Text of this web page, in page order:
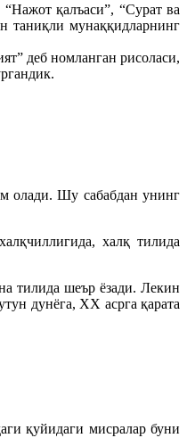
қалъаси”, “Сурат ва
таниқли мунаққидларнинг
деб номланган рисоласи,
олади. Шу сабабдан унинг
халқ тилида
тилида шеър ёзади. Лекин
дунёга, ХХ асрга қарата
қуйидаги мисралар буни